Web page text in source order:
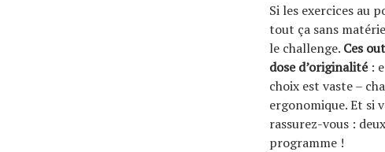
Si les exercices au
tout ça sans
le challenge. Ces
dose d’originalité:
choix est vaste –
ergonomique. Et si
rassurez-vous :
programme !